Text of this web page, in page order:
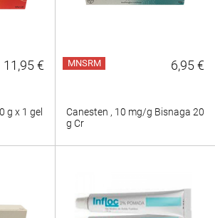
11,95 €
g x 1 gel
MNSRM 6,95 €
Canesten , 10 mg/g Bisnaga 20
g Cr